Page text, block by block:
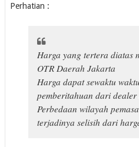
Perhatian :
Harga yang tertera diatas
OTR Daerah Jakarta
Harga dapat sewaktu
pemberitahuan dari dealer
Perbedaan wilayah
terjadinya selisih dari